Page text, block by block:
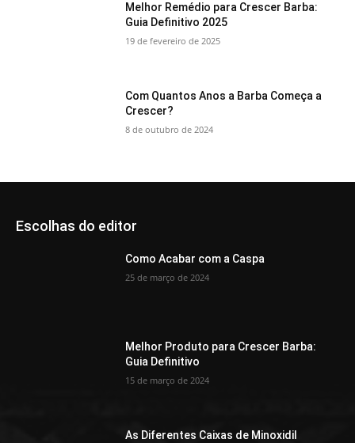
Melhor Remédio para Crescer Barba:
Guia Definitivo 2025
19 de fevereiro de 2025
Com Quantos Anos a Barba Começa a
Crescer?
8 de outubro de 2024
Escolhas do editor
Como Acabar com a Caspa
25 de março de 2024
Melhor Produto para Crescer Barba:
Guia Definitivo
15 de março de 2024
As Diferentes Caixas de Minoxidil